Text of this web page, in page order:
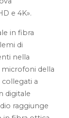
e 4K».
in fibra
di
nella
microfoni della
a
digitale
raggiunge